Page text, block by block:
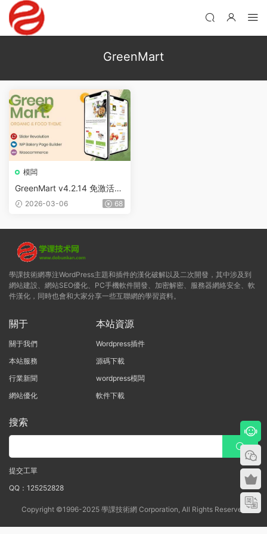
GreenMart
模闆
GreenMart v4.2.14 免激活版
（已漢化） – WooCommerce
2026-03-06 68
學課技術網專注WordPress主題和插件的漢化破解以及二次開發，其中涉及到
網站建設、網站SEO優化、PC手機軟件開發、加密解密、服務器網絡安全、軟
件漢化，同時也會和大家分享一些互聯網的學習資料。
關于
關于我們
本站服務
行業新聞
網站優化
本站資源
Wordpress插件
源碼下載
wordpress模闆
軟件下載
搜索
提交工單
QQ：125252828
Copyright ©1996-2025 學課技術網 Corporation, All Rights Reserved